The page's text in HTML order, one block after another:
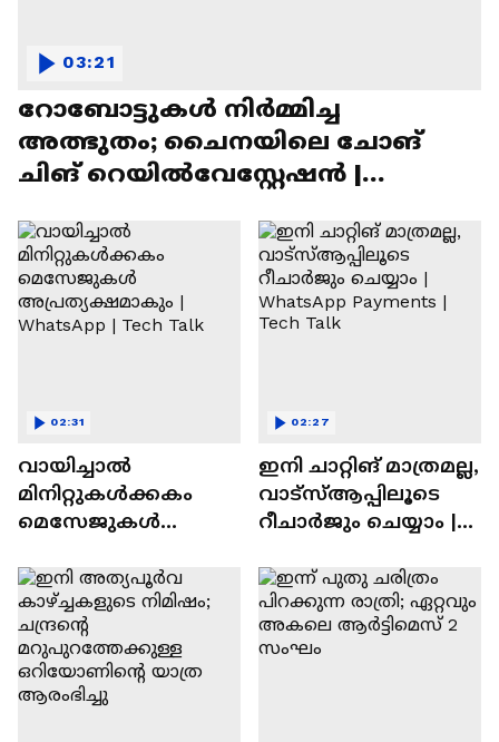
റോബോട്ടുകൾ നിർമ്മിച്ച
അത്ഭുതം; ചൈനയിലെ ചോങ്
Chongqing Railway Station
വായിച്ചാൽ
മിനിറ്റുകൾക്കകം
അപ്രത്യക്ഷമാകും |
WhatsApp | Tech Talk
02:31
ഇനി ചാറ്റിങ് മാത്രമല്ല,
വാട്‌സ്‌ആപ്പിലൂടെ
WhatsApp Payments |
Tech Talk
02:27